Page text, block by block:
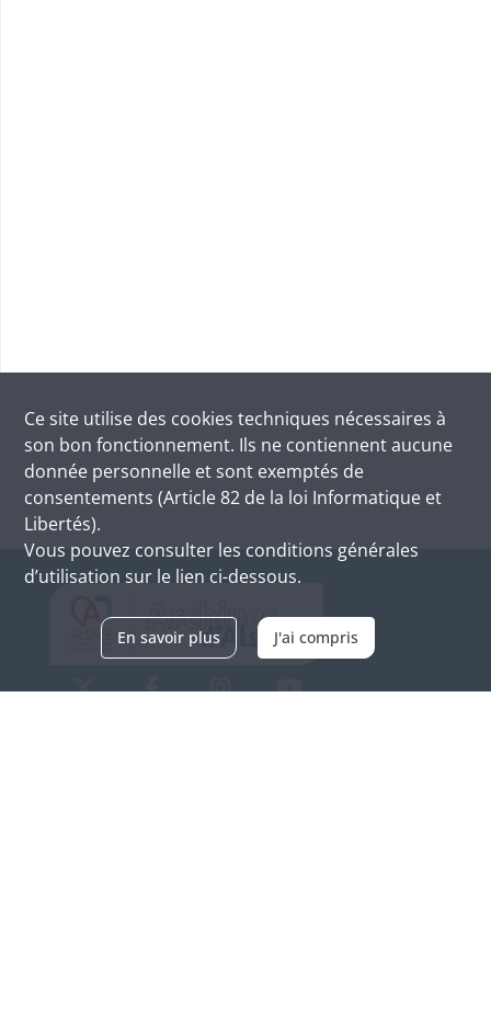
Ce site utilise des cookies techniques nécessaires à
son bon fonctionnement. Ils ne contiennent aucune
donnée personnelle et sont exemptés de
consentements (Article 82 de la loi Informatique et
Libertés).
Vous pouvez consulter les conditions générales
d’utilisation sur le lien ci-dessous.
En savoir plus J'ai compris